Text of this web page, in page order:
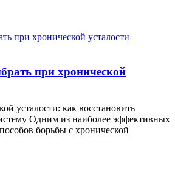
при хронической
усталости: как восстановить
Одним из наиболее эффективных
борьбы с хронической